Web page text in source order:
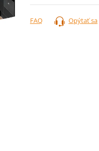
cena:
Opýtať sa
FAQ